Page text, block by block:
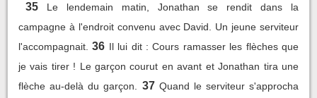
35
Le lendemain matin, Jonathan se rendit dans la
campagne à l'endroit convenu avec David. Un jeune serviteur
l'accompagnait. 36 Il lui dit : Cours ramasser les flèches que
je vais tirer ! Le garçon courut en avant et Jonathan tira une
flèche au-delà du garçon.
37 Quand le serviteur s'approcha